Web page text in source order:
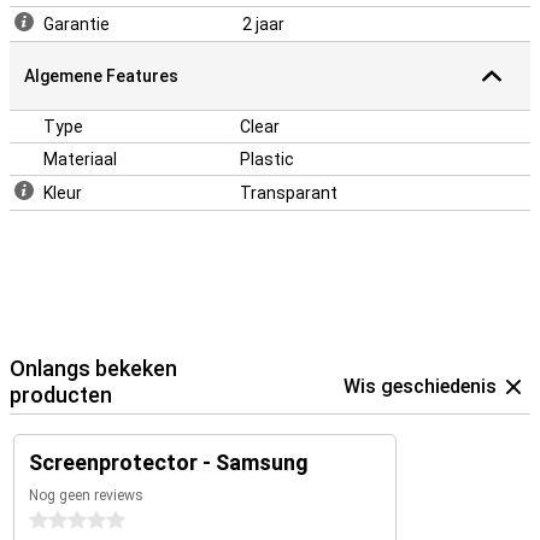
Garantie
2 jaar
Algemene Features
Type
Clear
Materiaal
Plastic
Kleur
Transparant
Onlangs bekeken
producten
Wis geschiedenis
Screenprotector - Samsung
Nog geen reviews
0 sterren